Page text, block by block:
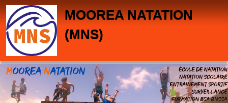
MOOREA NATATION
(MNS)
Panneau de gestion des cookies